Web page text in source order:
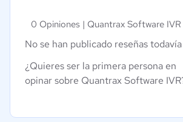
0 Opiniones | Quantrax Software IVR
No se han publicado reseñas todavía
¿Quieres ser la primera persona en
opinar sobre Quantrax Software